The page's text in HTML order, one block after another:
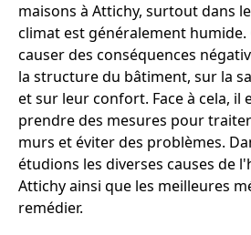
maisons à Attichy, surtout dans
climat est généralement
causer des conséquences
la structure du bâtiment, sur la
et sur leur confort. Face à cela, il
prendre des mesures pour
murs et éviter des problèmes.
étudions les diverses causes de
Attichy ainsi que les meilleures
remédier.